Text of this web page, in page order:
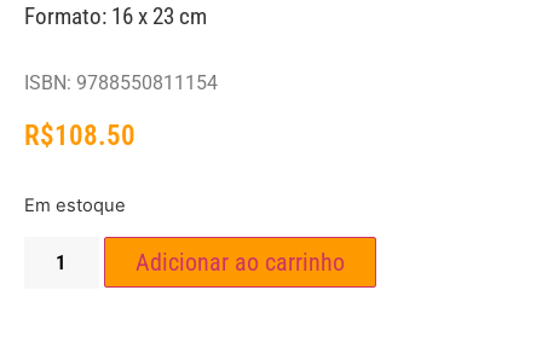
Formato: 16 x 23 cm
ISBN: 9788550811154
R$108.50
Em estoque
Adicionar ao carrinho